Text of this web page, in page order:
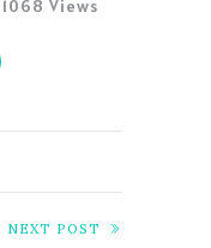
1068 Views
NEXT POST